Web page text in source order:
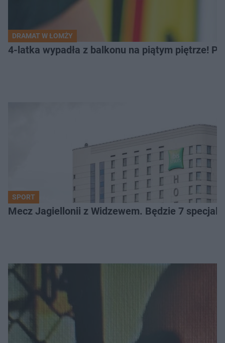
DRAMAT W ŁOMŻY
4-latka wypadła z balkonu na piątym piętrze!
SPORT
Mecz Jagiellonii z Widzewem. Będzie 7